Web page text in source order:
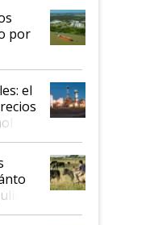
por
tras
el